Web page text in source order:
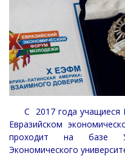
С 2017 года учащиеся
Евразийском
проходит на базе
Экономического